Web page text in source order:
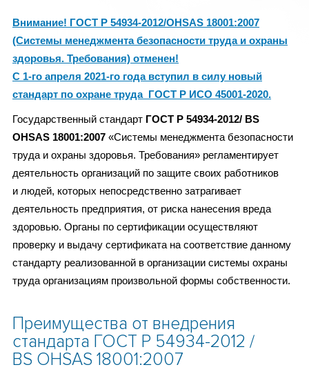
Внимание! ГОСТ Р 54934-2012/OHSAS 18001:2007
(Системы менеджмента безопасности труда и охраны
здоровья. Требования) отменен!
С 1-го апреля 2021-го года вступил в силу новый
стандарт по охране труда ГОСТ Р ИСО 45001-2020.
Государственный стандарт ГОСТ Р 54934-2012/ BS
OHSAS 18001:2007 «Системы менеджмента безопасности
труда и охраны здоровья. Требования» регламентирует
деятельность организаций по защите своих работников
и людей, которых непосредственно затрагивает
деятельность предприятия, от риска нанесения вреда
здоровью. Органы по сертификации осуществляют
проверку и выдачу сертификата на соответствие данному
стандарту реализованной в организации системы охраны
труда организациям произвольной формы собственности.
Преимущества от внедрения
стандарта ГОСТ Р 54934-2012 /
BS OHSAS 18001:2007